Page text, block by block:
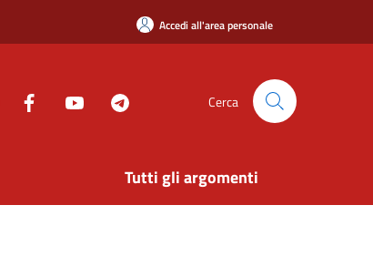
Accedi all'area personale
Cerca
Tutti gli argomenti